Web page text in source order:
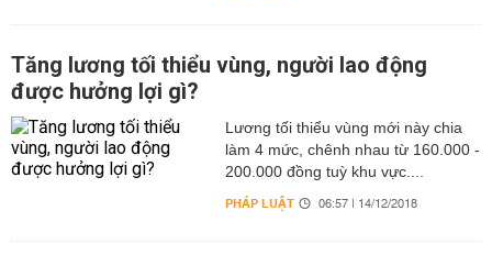
Tăng lương tối thiểu vùng, người lao động
được hưởng lợi gì?
Lương tối thiểu vùng mới này chia
làm 4 mức, chênh nhau từ 160.000 -
200.000 đồng tuỳ khu vực....
PHÁP LUẬT 06:57 | 14/12/2018